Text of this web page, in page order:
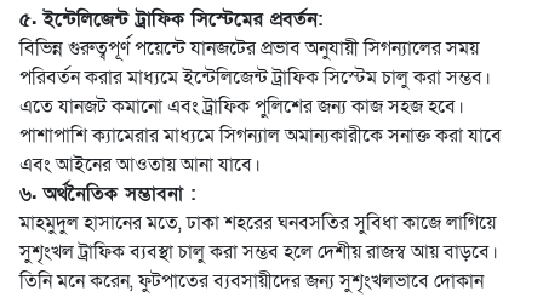
৫. ইন্টেলিজেন্ট ট্রাফিক সিস্টেমের প্রবর্তন:
বিভিন্ন গুরুত্বপূর্ণ পয়েন্টে যানজটের প্রভাব অনুযায়ী সিগন্যালের সময়
পরিবর্তন করার মাধ্যমে ইন্টেলিজেন্ট ট্রাফিক সিস্টেম চালু করা সম্ভব।
এতে যানজট কমানো এবং ট্রাফিক পুলিশের জন্য কাজ সহজ হবে।
পাশাপাশি ক্যামেরার মাধ্যমে সিগন্যাল অমান্যকারীকে সনাক্ত করা যাবে
এবং আইনের আওতায় আনা যাবে।
৬. অর্থনৈতিক সম্ভাবনা :
মাহমুদুল হাসানের মতে, ঢাকা শহরের ঘনবসতির সুবিধা কাজে লাগিয়ে
সুশৃংখল ট্রাফিক ব্যবস্থা চালু করা সম্ভব হলে দেশীয় রাজস্ব আয় বাড়বে।
তিনি মনে করেন, ফুটপাতের ব্যবসায়ীদের জন্য সুশৃংখলভাবে দোকান